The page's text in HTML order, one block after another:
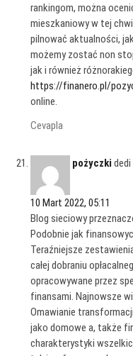
rankingom, można
mieszkaniowy w tej
pilnować aktualności,
możemy zostać non
jak i również
https://finanero.pl/
online.
Cevapla
pożyczki dedi
10 Mart 2022, 05:11
Blog sieciowy
Podobnie jak
Teraźniejsze
całej dobraniu
opracowywane przez
finansami. Najnowsze
Omawianie
jako domowe a, także
charakterystyki